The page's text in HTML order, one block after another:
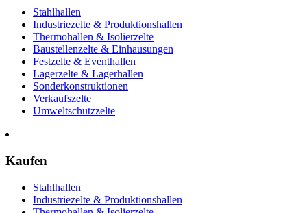
Stahlhallen
Industriezelte & Produktionshallen
Thermohallen & Isolierzelte
Baustellenzelte & Einhausungen
Festzelte & Eventhallen
Lagerzelte & Lagerhallen
Sonderkonstruktionen
Verkaufszelte
Umweltschutzzelte
Kaufen
Stahlhallen
Industriezelte & Produktionshallen